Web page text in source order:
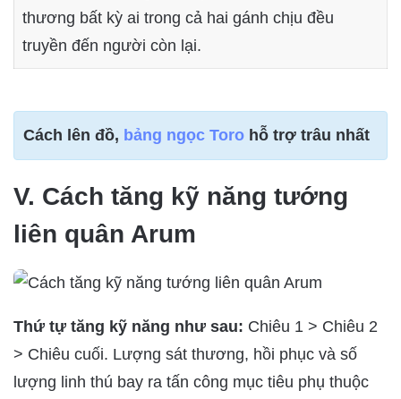
thương bất kỳ ai trong cả hai gánh chịu đều
truyền đến người còn lại.
Cách lên đồ, bảng ngọc Toro hỗ trợ trâu nhất
V. Cách tăng kỹ năng tướng
liên quân Arum
Thứ tự tăng kỹ năng như sau: Chiêu 1 > Chiêu 2
> Chiêu cuối. Lượng sát thương, hồi phục và số
lượng linh thú bay ra tấn công mục tiêu phụ thuộc